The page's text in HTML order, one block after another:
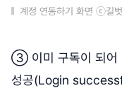
계정 연동하기 화면 ⓒ길벗
③ 이미 구독이 되어
성공(Login